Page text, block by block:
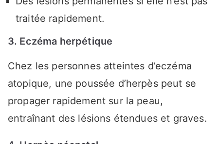
traitée rapidement.
3. Eczéma herpétique
Chez les personnes atteintes d’eczéma
atopique, une poussée d’herpès peut se
propager rapidement sur la peau,
entraînant des lésions étendues et graves.